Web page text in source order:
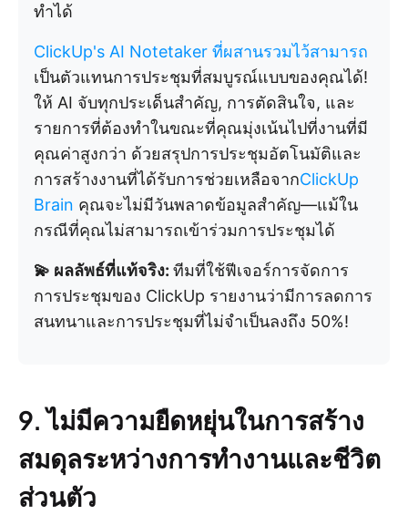
ทำได้
ClickUp's AI Notetaker ที่ผสานรวมไว้สามารถ
เป็นตัวแทนการประชุมที่สมบูรณ์แบบของคุณได้!
ให้ AI จับทุกประเด็นสำคัญ, การตัดสินใจ, และ
รายการที่ต้องทำในขณะที่คุณมุ่งเน้นไปที่งานที่มี
คุณค่าสูงกว่า ด้วยสรุปการประชุมอัตโนมัติและ
การสร้างงานที่ได้รับการช่วยเหลือจากClickUp
Brain คุณจะไม่มีวันพลาดข้อมูลสำคัญ—แม้ใน
กรณีที่คุณไม่สามารถเข้าร่วมการประชุมได้
💫 ผลลัพธ์ที่แท้จริง: ทีมที่ใช้ฟีเจอร์การจัดการ
การประชุมของ ClickUp รายงานว่ามีการลดการ
สนทนาและการประชุมที่ไม่จำเป็นลงถึง 50%!
9. ไม่มีความยืดหยุ่นในการสร้าง
สมดุลระหว่างการทำงานและชีวิต
ส่วนตัว